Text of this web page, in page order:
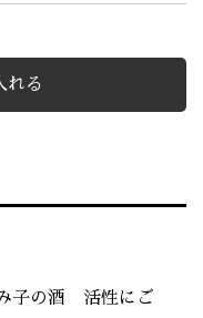
子の酒 活性にご